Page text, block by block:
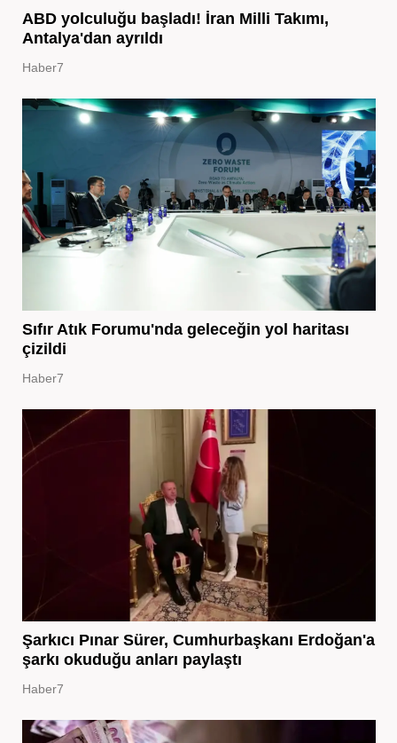
ABD yolculuğu başladı! İran Milli Takımı,
Antalya'dan ayrıldı
Haber7
Sıfır Atık Forumu'nda geleceğin yol haritası
çizildi
Haber7
Şarkıcı Pınar Sürer, Cumhurbaşkanı Erdoğan'a
şarkı okuduğu anları paylaştı
Haber7